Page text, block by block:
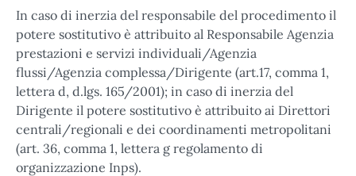
In caso di inerzia del responsabile del procedimento il
potere sostitutivo è attribuito al Responsabile Agenzia
prestazioni e servizi individuali/Agenzia
flussi/Agenzia complessa/Dirigente (art.17, comma 1,
lettera d, d.lgs. 165/2001); in caso di inerzia del
Dirigente il potere sostitutivo è attribuito ai Direttori
centrali/regionali e dei coordinamenti metropolitani
(art. 36, comma 1, lettera g regolamento di
organizzazione Inps).